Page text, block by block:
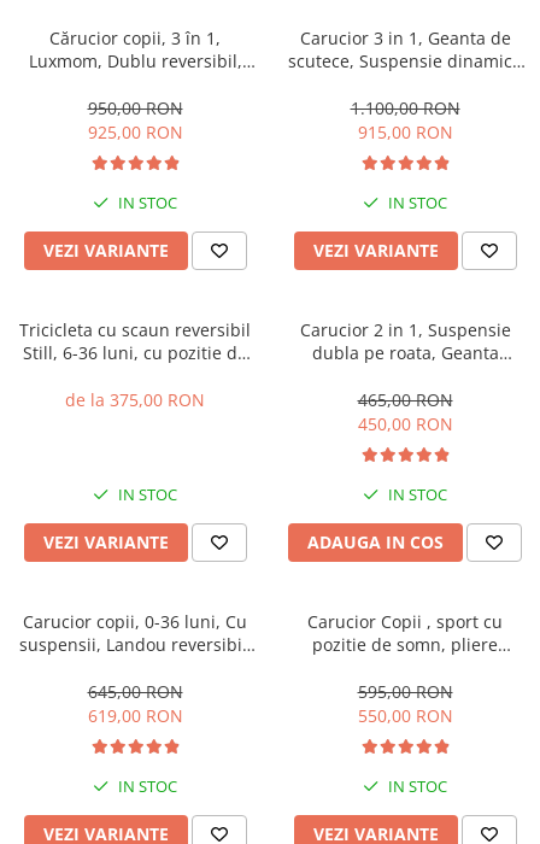
Cărucior copii, 3 în 1,
Luxmom, Dublu reversibil,
Manusi de iarna, Roti
antieroziune off-road, Husa
de ploaie si insecte
950,00 RON
925,00 RON
IN STOC
VEZI VARIANTE
Carucior 3 in 1, Geanta de
scutece, Suspensie dinamica
aluminiu
1.100,00 RON
915,00 RON
IN STOC
VEZI VARIANTE
Tricicleta cu scaun reversibil
Still, 6-36 luni, cu pozitie de
plina
de la 375,00 RON
IN STOC
VEZI VARIANTE
Carucior 2 in 1, Suspensie
dubla pe roata, Geanta
Belecoo, turcoaz
465,00 RON
450,00 RON
IN STOC
ADAUGA IN COS
Carucior copii, 0-36 luni, Cu
suspensii, Landou reversibil,
Roata cauciuc
645,00 RON
619,00 RON
IN STOC
VEZI VARIANTE
Carucior Copii , sport cu
pozitie de somn, pliere
reglabil, Tehnologia One-
Hand Folding, copertina
extensibila, maner reversibil,
husa de picioare si geanta
595,00 RON
550,00 RON
IN STOC
VEZI VARIANTE